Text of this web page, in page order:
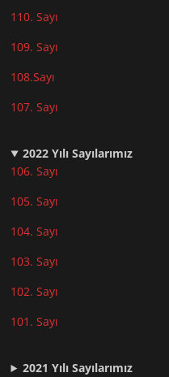
110. Sayı
109. Sayı
108.Sayı
107. Sayı
2022 Yılı Sayılarımız
106. Sayı
105. Sayı
104. Sayı
103. Sayı
102. Sayı
101. Sayı
2021 Yılı Sayılarımız